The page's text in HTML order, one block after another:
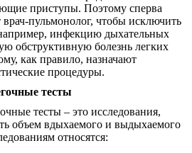
приступы. Поэтому сперва
врач-пульмонолог, чтобы исключить
инфекцию дыхательных
обструктивную болезнь легких
как правило, назначают
процедуры.
тесты
тесты – это исследования,
объем вдыхаемого и выдыхаемого
относятся: